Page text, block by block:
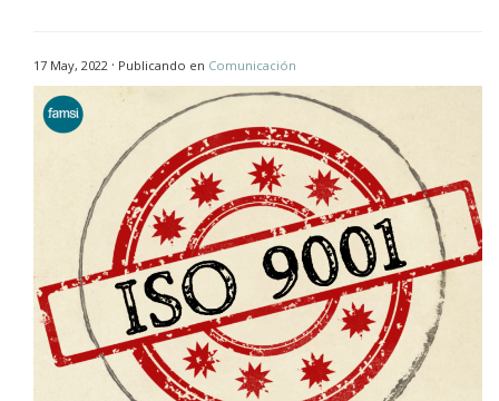
17 May, 2022 · Publicando en Comunicación